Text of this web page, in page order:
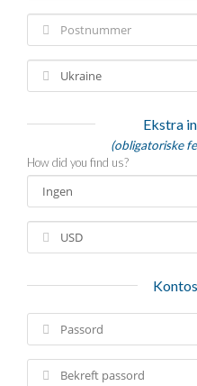
Ekstra
(obligatoriske
How did you find us?